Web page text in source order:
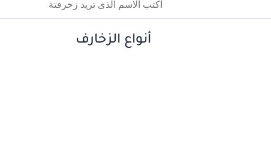
أنواع الزخارف